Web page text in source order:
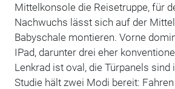
Mittelkonsole die Reisetruppe, für
Nachwuchs lässt sich auf der
Babyschale montieren. Vorne
IPad, darunter drei eher
Lenkrad ist oval, die Türpanels sind
Studie hält zwei Modi bereit: Fahren